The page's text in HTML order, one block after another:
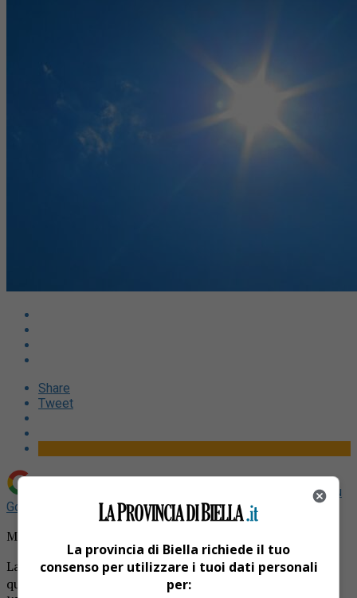
Share
Tweet
Fonte preferita su
Google
Meteo, da mercoledì bel tempo su tutto il Paese
La diffusa instabilità del mese di maggio si concluderà in
questi primi giorni di giugno. Da mercoledì 5 in tutta
La provincia di Biella richiede il tuo
consenso per utilizzare i tuoi dati personali
per: